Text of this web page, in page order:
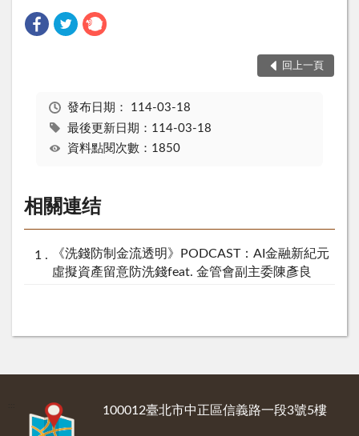
回上一頁
發布日期： 114-03-18
最後更新日期：114-03-18
資料點閱次數：1850
相關連结
《洗錢防制金流透明》PODCAST：AI金融新紀元
虛擬資產留意防洗錢feat. 金管會副主委陳彥良
100012臺北市中正區信義路一段3號5樓